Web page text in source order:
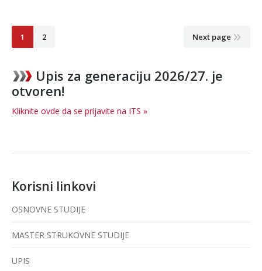
1 2 Next page
Upis za generaciju 2026/27. je
otvoren!
Kliknite ovde da se prijavite na ITS »
Korisni linkovi
OSNOVNE STUDIJE
MASTER STRUKOVNE STUDIJE
UPIS